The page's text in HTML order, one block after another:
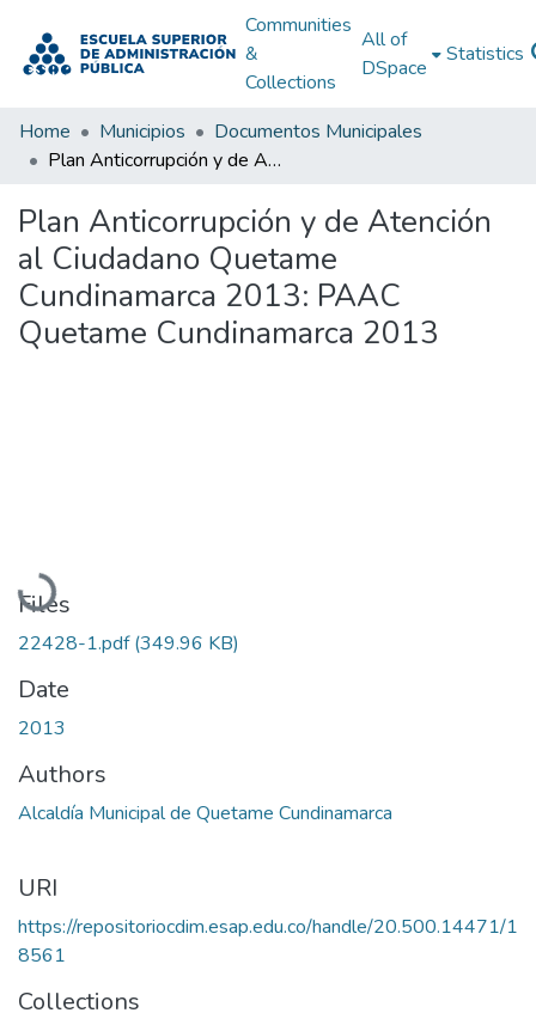
Communities
&
Collections
All of
DSpace
Statistics
Home Municipios
Documentos Municipales
Plan Anticorrupción y de Atención al Ciudadano Quetame Cundinamarca 2013: PAAC Quetame Cundinamarca 2013
Plan Anticorrupción y de Atención
al Ciudadano Quetame
Cundinamarca 2013: PAAC
Quetame Cundinamarca 2013
Loading...
Files
22428-1.pdf(349.96 KB)
Date
2013
Authors
Alcaldía Municipal de Quetame Cundinamarca
URI
https://repositoriocdim.esap.edu.co/handle/20.500.14471/1
8561
Collections